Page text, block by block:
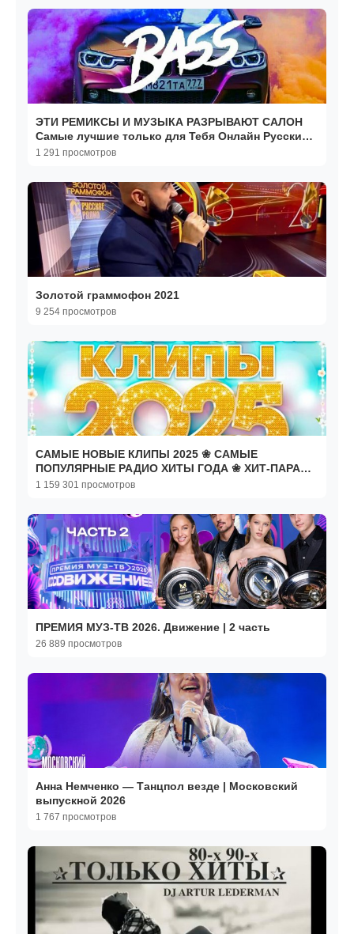
ЭТИ РЕМИКСЫ И МУЗЫКА РАЗРЫВАЮТ САЛОН
Самые лучшие только для Тебя Онлайн Русские
Хиты и Ремиксы
1 291 просмотров
Золотой граммофон 2021
9 254 просмотров
САМЫЕ НОВЫЕ КЛИПЫ 2025 ❀ САМЫЕ
ПОПУЛЯРНЫЕ РАДИО ХИТЫ ГОДА ❀ ХИТ-ПАРАД
ЛУЧШИХ ПЕСЕН ❀
1 159 301 просмотров
ПРЕМИЯ МУЗ-ТВ 2026. Движение | 2 часть
26 889 просмотров
Анна Немченко — Танцпол везде | Московский
выпускной 2026
1 767 просмотров